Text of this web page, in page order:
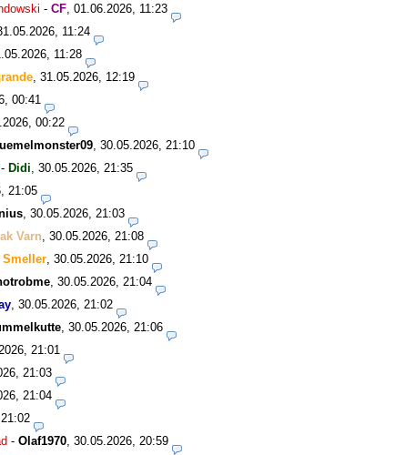
- CF 01.06.2026, 11:23
11:24
11:28
31.05.2026, 12:19
00:41
00:22
30.05.2026, 21:10
- Didi 30.05.2026, 21:35
21:05
30.05.2026, 21:03
Varn
30.05.2026, 21:08
Smeller 30.05.2026, 21:10
30.05.2026, 21:04
30.05.2026, 21:02
30.05.2026, 21:06
21:01
21:03
21:04
- Olaf1970 30.05.2026, 20:59